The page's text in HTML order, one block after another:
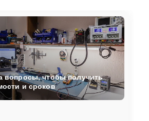
вопросы, чтобы получить
и сроков